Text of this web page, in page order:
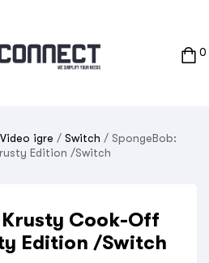
0
Video igre / Switch / SpongeBob:
Edition /Switch
Krusty Cook-Off
Edition /Switch